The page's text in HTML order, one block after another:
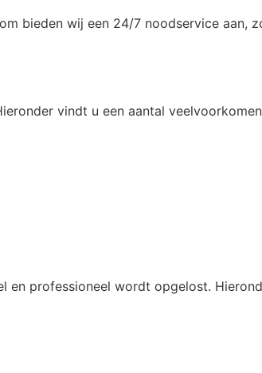
bieden wij een 24/7 noodservice aan,
vindt u een aantal
en professioneel wordt opgelost.